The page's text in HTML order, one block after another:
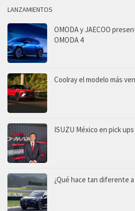
LANZAMIENTOS
OMODA y JAECOO
OMODA 4
Coolray el modelo más
ISUZU México en pick ups
¿Qué hace tan diferente a